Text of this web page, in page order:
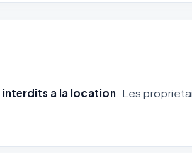
interdits a la location . Les